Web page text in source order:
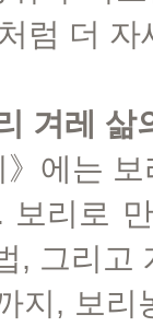
럼 더
겨레
》에는
보리로
, 그리고
지, 보